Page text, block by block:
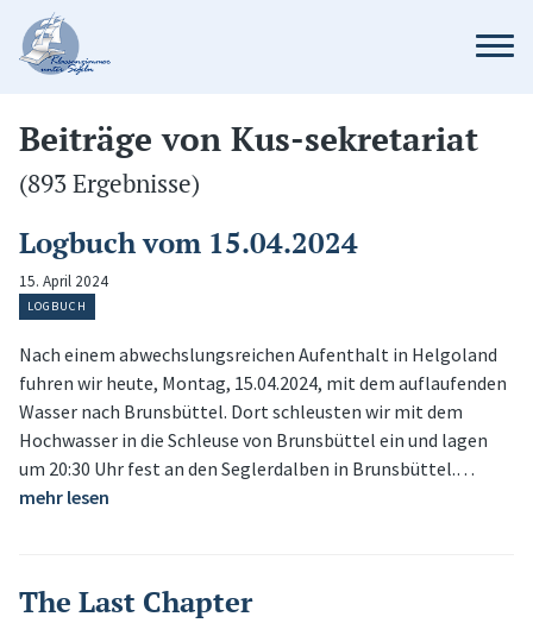
Beiträge von Kus-sekretariat
(893 Ergebnisse)
Logbuch vom 15.04.2024
15. April 2024
LOGBUCH
Nach einem abwechslungsreichen Aufenthalt in Helgoland
fuhren wir heute, Montag, 15.04.2024, mit dem auflaufenden
Wasser nach Brunsbüttel. Dort schleusten wir mit dem
Hochwasser in die Schleuse von Brunsbüttel ein und lagen
um 20:30 Uhr fest an den Seglerdalben in Brunsbüttel.…
mehr lesen
The Last Chapter